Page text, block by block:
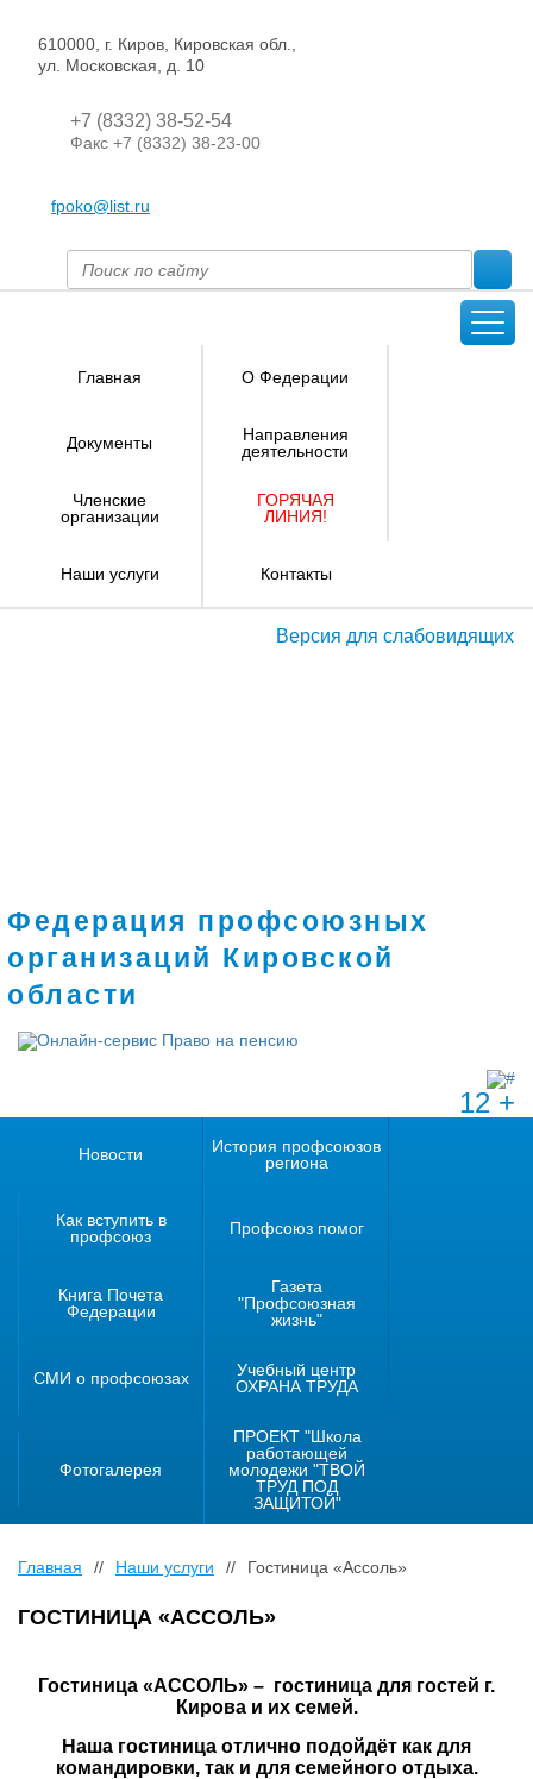
610000, г. Киров, Кировская обл.,
ул. Московская, д. 10
+7 (8332) 38-52-54
Факс +7 (8332) 38-23-00
fpoko@list.ru
Главная О Федерации
Документы
Направления
деятельности
Членские
организации
ГОРЯЧАЯ
ЛИНИЯ!
Наши услуги Контакты
Версия для слабовидящих
Федерация профсоюзных
организаций Кировской
области
12 +
Новости
История профсоюзов
региона
Как вступить в
профсоюз
Профсоюз помог
Книга Почета
Федерации
Газета
"Профсоюзная
жизнь"
СМИ о профсоюзах
Учебный центр
ОХРАНА ТРУДА
Фотогалерея
ПРОЕКТ "Школа
работающей
молодежи "ТВОЙ
ТРУД ПОД
ЗАЩИТОЙ"
Главная // Наши услуги // Гостиница «Ассоль»
ГОСТИНИЦА «АССОЛЬ»
Гостиница «АССОЛЬ» – гостиница для гостей г.
Кирова и их семей.
Наша гостиница отлично подойдёт как для
командировки, так и для семейного отдыха.